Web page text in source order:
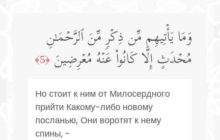
وَمَا یَأۡتِیهِم مِّن ذِكۡرࣲ مِّنَ ٱلرَّحۡمَـٰنِ
مُحۡدَثٍ إِلَّا كَانُوا۟ عَنۡهُ مُعۡرِضِینَ ﴿5﴾
Но стоит к ним от Милосердного
прийти Какому-либо новому
посланью, Они воротят к нему
спины, -